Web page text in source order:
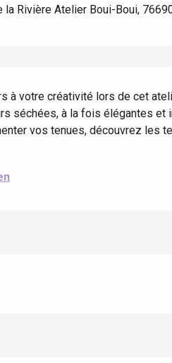
la Rivière Atelier Boui-Boui,
à votre créativité lors de cet
séchées, à la fois élégantes
vos tenues, découvrez les